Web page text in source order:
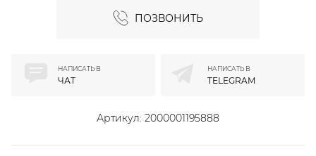
ПОЗВОНИТЬ
Артикул: 2000001195888
НАПИСАТЬ В
ЧАТ
НАПИСАТЬ В
TELEGRAM